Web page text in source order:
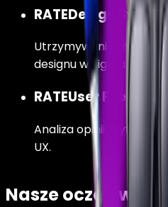
RATEDesign System:
Utrzymywanie i rozwój
designu w Figma.
RATEUser Feedback:
Analiza opinii
UX.
Nasze oczekiwania